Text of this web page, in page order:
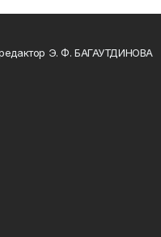
Э. Ф. БАГАУТДИНОВА